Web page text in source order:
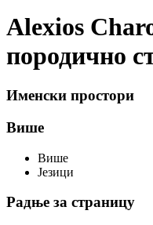
Alexios
породично
Именски простори
Више
Више
Језици
Радње за страницу